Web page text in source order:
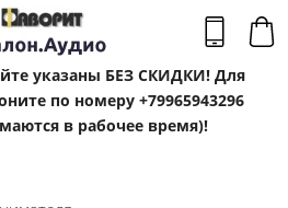
указаны БЕЗ СКИДКИ! Для
по номеру +79965943296
в рабочее время)!